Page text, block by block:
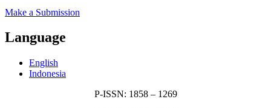
Make a Submission
Language
English
Indonesia
P-ISSN: 1858 – 1269